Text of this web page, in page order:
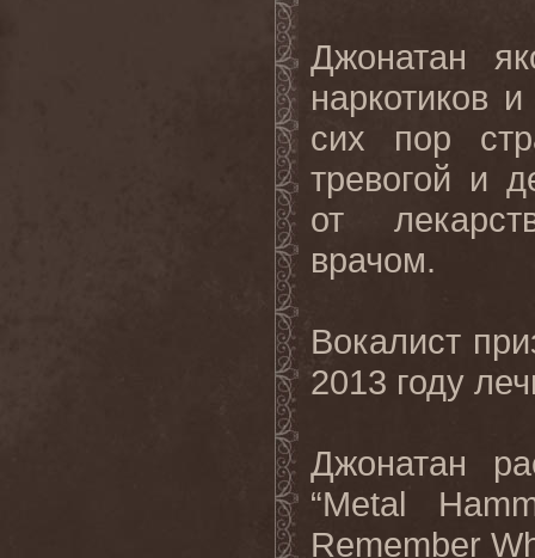
Джонатан
наркотиков
сих пор
тревогой и
от
врачом.
Вокалист
2013 году
Джонатан
“Metal
Remember